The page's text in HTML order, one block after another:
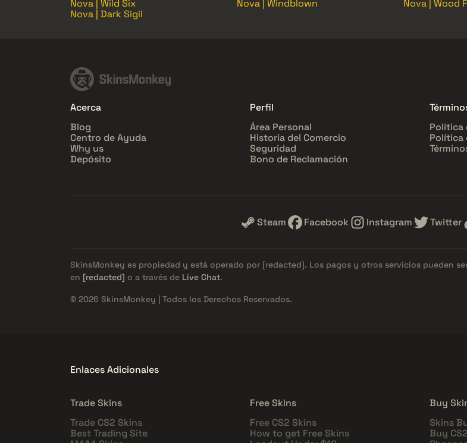
Nova | Wild Six
Nova | Windblown Nova | Wood
Nova | Dark Sigil
Acerca
Blog
Centro de Ayuda
Why us
Depósito
Perfil
Área Personal
Historia del Comercio
Seguridad
Bono de Reclamación
Política
Política
Steam Facebook Instagram Twitter
SkinsMonkey es propiedad y está operado por [redacted]. Los pagos y otros servicios pueden
en [redacted] o a través de Live Chat.
© 2026 SkinsMonkey | Todos los Derechos Reservados.
Enlaces Adicionales
Trade Skins
Trade CS2 Skins
Best Trading Site
Free Skins
Free CS2 Skins
How to get Free Skins
Buy
Skins
Buy